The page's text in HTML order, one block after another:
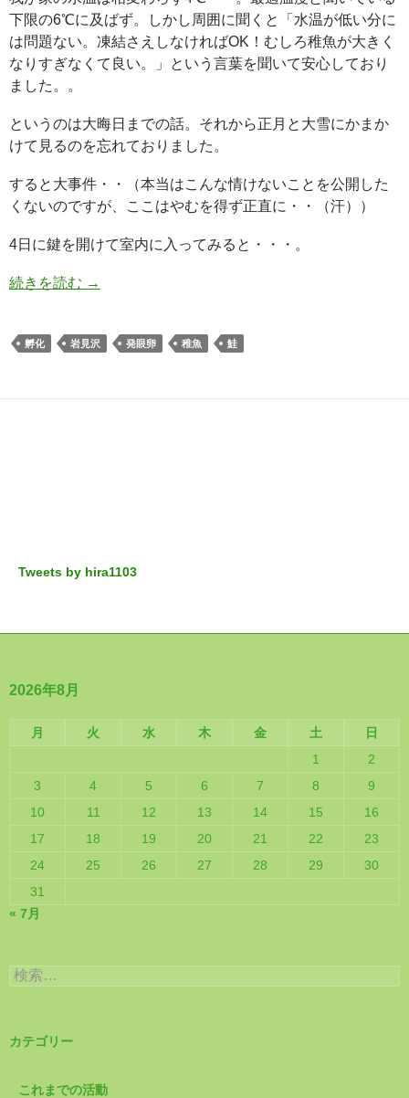
下限の6℃に及ばず。しかし周囲に聞くと「水温が低い分に
は問題ない。凍結さえしなければOK！むしろ稚魚が大きく
なりすぎなくて良い。」という言葉を聞いて安心しており
ました。。
というのは大晦日までの話。それから正月と大雪にかまか
けて見るのを忘れておりました。
すると大事件・・（本当はこんな情けないことを公開した
くないのですが、ここはやむを得ず正直に・・（汗））
4日に鍵を開けて室内に入ってみると・・・。
続きを読む →
孵化 岩見沢 発眼卵 稚魚 鮭
Tweets by hira1103
2026年8月
月 火 水 木 金 土
日
1
2
3
4 5 6 7 8
9
10
11 12 13 14 15
16
17
18 19 20 21 22
23
24
25 26 27 28 29
30
31
« 7月
検
索:
カテゴリー
これまでの活動